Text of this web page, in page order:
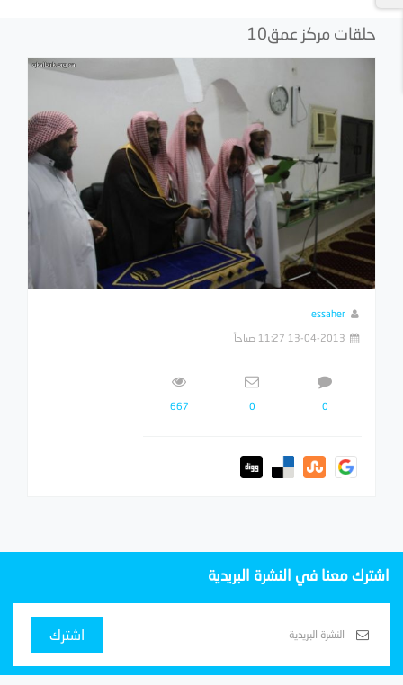
حلقات مركز عمق10
essaher
13-04-2013 11:27 صباحاً
0
0
667
اشترك معنا في النشرة البريدية
اشترك